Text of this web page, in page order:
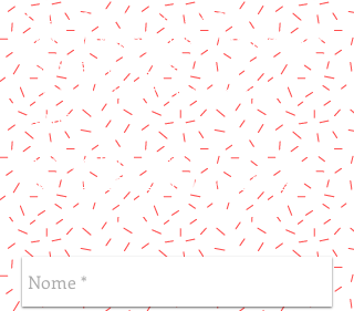
Para encomendar livros com
dedicatória, agendar atividades em
escolas e qualquer
outra informação, entre em
contato!
insta:
@debora_escritora
face:Debora Escritora - Livros infantis